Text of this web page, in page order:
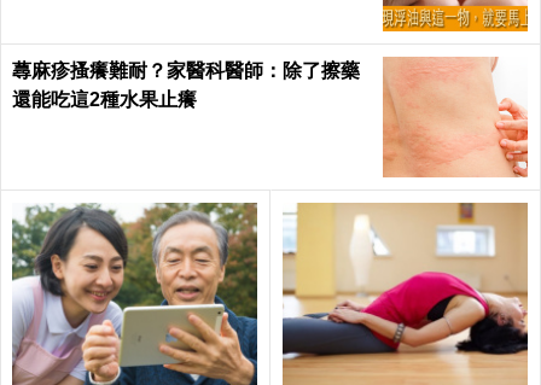
蕁麻疹搔癢難耐？家醫科醫師：除了擦藥
還能吃這2種水果止癢